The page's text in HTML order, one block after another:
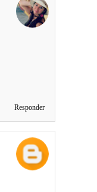
Responder